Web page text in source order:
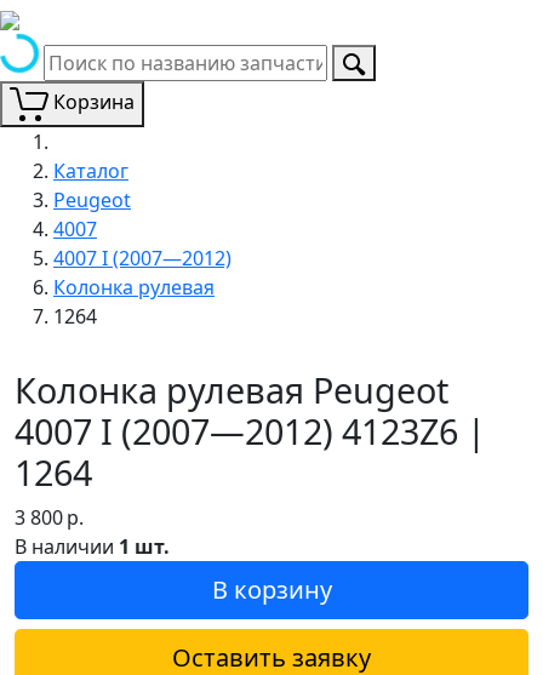
Корзина
Каталог
Peugeot
4007
4007 I (2007—2012)
Колонка рулевая
1264
Колонка рулевая Peugeot
4007 I (2007—2012) 4123Z6 |
1264
3 800р.
В наличии 1 шт.
В корзину
Оставить заявку